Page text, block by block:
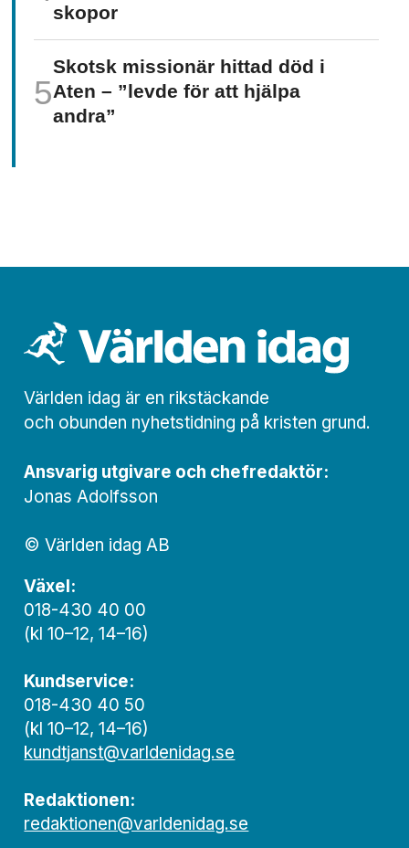
skopor
Skotsk missionär hittad död i
Aten – ”levde för att hjälpa
andra”
Världen idag är en rikstäckande
och obunden nyhets­­­tidning på kristen grund.
Ansvarig utgivare och chef­redaktör:
Jonas Adolfsson
© Världen idag AB
Växel:
018-430 40 00
(kl 10–12, 14–16)
Kundservice:
018-430 40 50
(kl 10–12, 14–16)
kundtjanst@varldenidag.se
Redaktionen:
redaktionen@varldenidag.se